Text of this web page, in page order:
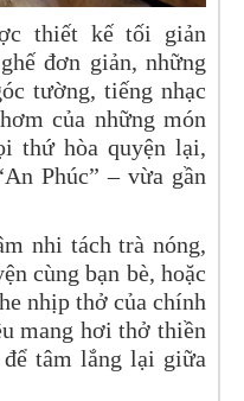
thiết kế tối giản
đơn giản, những
tường, tiếng nhạc
của những món
thứ hòa quyện lại,
Phúc” – vừa gần
nhi tách trà nóng,
cùng bạn bè, hoặc
nhịp thở của chính
mang hơi thở thiền
tâm lắng lại giữa